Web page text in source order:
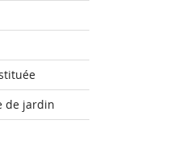
de jardin